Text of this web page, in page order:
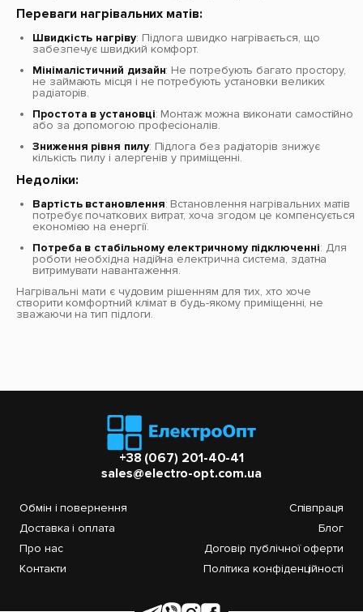
Переваги нагрівальних матів:
Швидкість нагріву: Підлога швидко нагрівається, що
забезпечує швидкий комфорт.
Мінімалістичний дизайн: Не потребують багато простору,
не займають місця і не потребують установки великих
радіаторів.
Простота в установці: Монтаж можна виконати самостійно
або за допомогою професіоналів.
Зниження рівня пилу: Підлога без радіаторів знижує
кількість пилу і алергенів у приміщенні.
Недоліки:
Вартість встановлення: Встановлення нагрівальних матів
потребує початкових витрат, хоча згодом це компенсується
економією на енергії.
Потреба в стабільному електричному підключенні: Для
роботи необхідна надійна електрична система, здатна
витримувати навантаження.
Нагрівальні мати є чудовим рішенням для тих, хто хоче
створити комфортний клімат в будь-якому приміщенні, не
зважаючи на тип підлоги.
+38 (067) 201-40-41
sales@electro-opt.com.ua
Обмін і повернення
Доставка і оплата
Про нас
Контакти
Співпраця
Блог
Договір публічної оферти
Політика конфіденційності